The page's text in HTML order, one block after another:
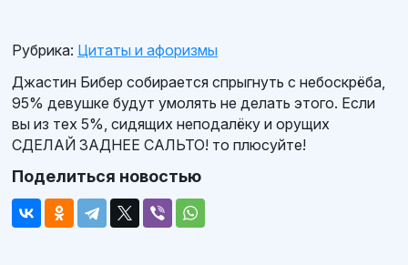
Рубрика: Цитаты и афоризмы
Джастин Бибер собирается спрыгнуть с небоскрёба,
95% девушке будут умолять не делать этого. Если
вы из тех 5%, сидящих неподалёку и орущих
СДЕЛАЙ ЗАДНЕЕ САЛЬТО! то плюсуйте!
Поделиться новостью